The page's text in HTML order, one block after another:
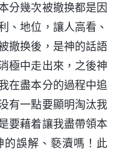
分幾次被撤换都是因
、地位，讓人高看、
撤换後，是神的話語
極中走出來，之後神
在盡本分的過程中追
有一點要顯明淘汰我
要藉着讓我盡帶領本
的誤解、褻瀆嗎！此